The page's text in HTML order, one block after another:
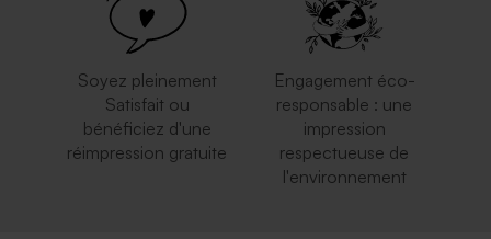
Soyez pleinement
Satisfait ou
bénéficiez d'une
réimpression gratuite
Engagement éco-
responsable : une
impression
respectueuse de
l'environnement